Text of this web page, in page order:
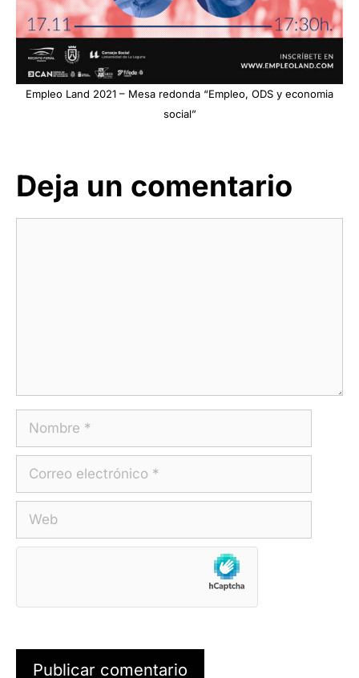
Empleo Land 2021 – Mesa redonda “Empleo, ODS y economia
social”
Deja un comentario